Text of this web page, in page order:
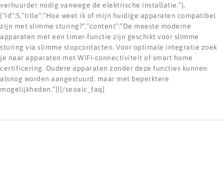
verhuurder nodig vanwege de elektrische installatie.”},
{“id”:5,”title”:”Hoe weet ik of mijn huidige apparaten compatibel
zijn met slimme sturing?”,”content”:”De meeste moderne
apparaten met een timer-functie zijn geschikt voor slimme
sturing via slimme stopcontacten. Voor optimale integratie zoek
je naar apparaten met WiFi-connectiviteit of smart home
certificering. Oudere apparaten zonder deze functies kunnen
alsnog worden aangestuurd, maar met beperktere
mogelijkheden.”}][/seoaic_faq]